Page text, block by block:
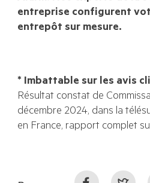
entreprise configurent
entrepôt sur mesure.
* Imbattable sur les avis
Résultat constat de
décembre 2024, dans la
en France, rapport complet